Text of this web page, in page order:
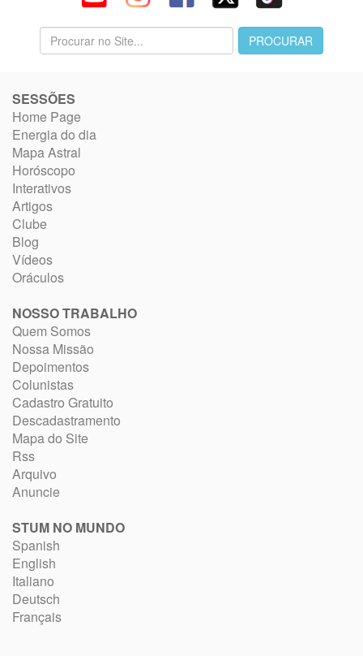
SESSÕES
Home Page
Energia do dia
Mapa Astral
Horóscopo
Interativos
Artigos
Clube
Blog
Vídeos
Oráculos
NOSSO TRABALHO
Quem Somos
Nossa Missão
Depoimentos
Colunistas
Cadastro Gratuito
Descadastramento
Mapa do Site
Rss
Arquivo
Anuncie
STUM NO MUNDO
Spanish
English
Italiano
Deutsch
Français